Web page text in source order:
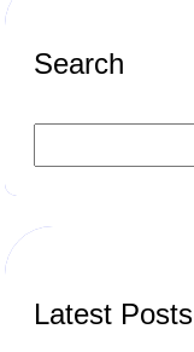
Search
a
h
Latest Posts